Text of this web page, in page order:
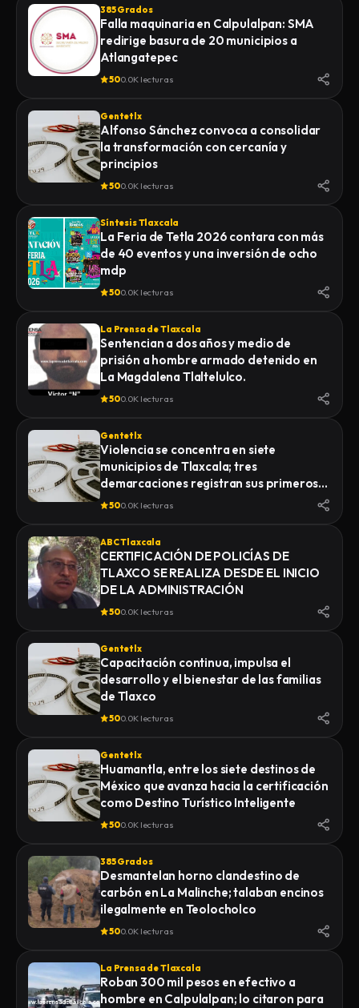
385 Grados
Falla maquinaria en Calpulalpan: SMA
redirige basura de 20 municipios a
Atlangatepec
500.0K lecturas
Gentetlx
Alfonso Sánchez convoca a consolidar
la transformación con cercanía y
principios
500.0K lecturas
Síntesis Tlaxcala
La Feria de Tetla 2026 contara con más
de 40 eventos y una inversión de ocho
mdp
500.0K lecturas
La Prensa de Tlaxcala
Sentencian a dos años y medio de
prisión a hombre armado detenido en
La Magdalena Tlaltelulco.
500.0K lecturas
Gentetlx
Violencia se concentra en siete
municipios de Tlaxcala; tres
demarcaciones registran sus primeros
homicidios de 2026
500.0K lecturas
ABC Tlaxcala
CERTIFICACIÓN DE POLICÍAS DE
TLAXCO SE REALIZA DESDE EL INICIO
DE LA ADMINISTRACIÓN
500.0K lecturas
Gentetlx
Capacitación continua, impulsa el
desarrollo y el bienestar de las familias
de Tlaxco
500.0K lecturas
Gentetlx
Huamantla, entre los siete destinos de
México que avanza hacia la certificación
como Destino Turístico Inteligente
500.0K lecturas
385 Grados
Desmantelan horno clandestino de
carbón en La Malinche; talaban encinos
ilegalmente en Teolocholco
500.0K lecturas
La Prensa de Tlaxcala
Roban 300 mil pesos en efectivo a
hombre en Calpulalpan; lo citaron para